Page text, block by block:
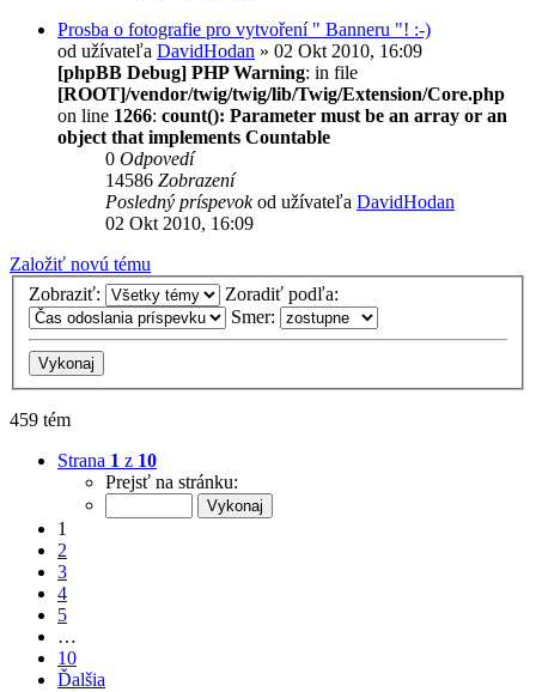
Prosba o fotografie pro vytvoření " Banneru "! :-)
od užívateľa DavidHodan » 02 Okt 2010, 16:09
[phpBB Debug] PHP Warning: in file
[ROOT]/vendor/twig/twig/lib/Twig/Extension/Core.php
on line 1266: count(): Parameter must be an array or an
object that implements Countable
0 Odpovedí
14586 Zobrazení
Posledný príspevokod užívateľa DavidHodan
02 Okt 2010, 16:09
Založiť novú tému
Zobraziť:
Zoradiť podľa:
Smer:
459 tém
Strana 1 z 10
Prejsť na stránku:
1
2
3
4
5
…
10
Ďalšia